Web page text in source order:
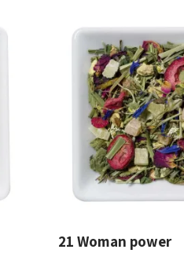
21 Woman power